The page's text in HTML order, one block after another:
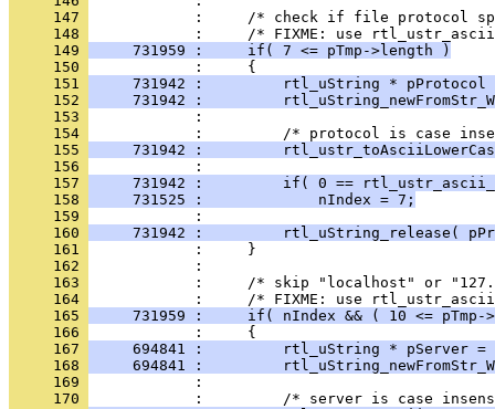
     147
     148
     149
     731959 :     if( 7 <= pTmp->length )
     150
     151
731942 :         rtl_uString * pProtocol
     152
731942 :
     153
     154
     155
731942 :
     156
     157
731942 :         if( 0 ==
     158
     731525 :             nIndex = 7;
     159
     160
731942 :         rtl_uString_release(
     161
     162
     163
     164
     165
731959 :     if( nIndex && ( 10 <= pTmp-
     166
     167
694841 :         rtl_uString * pServer =
     168
694841 :
     169
     170